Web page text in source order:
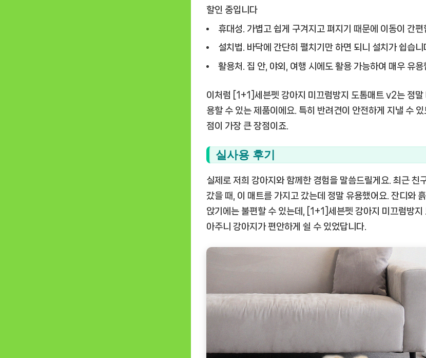
할인 중입니다
휴대성. 가볍고 쉽게 구겨지고 펴지기 때문에 이동이 간편
설치법. 바닥에 간단히 펼치기만 하면 되니 설치가 쉽습니
활용처. 집 안, 야외, 여행 시에도 활용 가능하여 매우 유용
이처럼 [1+1]세븐펫 강아지 미끄럼방지 도톰매트 v2는 정말
용할 수 있는 제품이에요. 특히 반려견이 안전하게 지낼 수
점이 가장 큰 장점이죠.
실사용 후기
실제로 저희 강아지와 함께한 경험을 말씀드릴게요. 최근 친
갔을 때, 이 매트를 가지고 갔는데 정말 유용했어요. 잔디와
앉기에는 불편할 수 있는데, [1+1]세븐펫 강아지 미끄럼방지
아주니 강아지가 편안하게 쉴 수 있었답니다.